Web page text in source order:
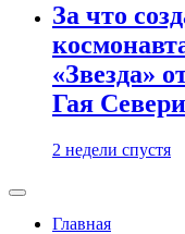
За что
«Звезда»
Гая
2 недели спустя
Главная